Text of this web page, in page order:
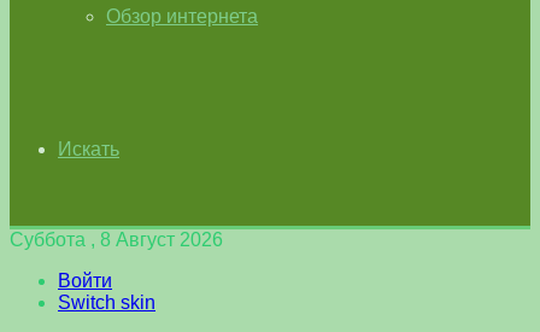
Обзор интернета
Искать
Суббота , 8 Август 2026
Войти
Switch skin